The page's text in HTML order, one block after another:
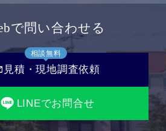
で問い合わせる
相談無料
見積・現地調査依頼
LINEでお問合せ